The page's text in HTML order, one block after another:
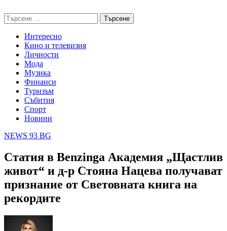
to
content
Търсене
за:
Интересно
Кино и телевизия
Личности
Мода
Музика
Финанси
Туризъм
Събития
Спорт
Новини
NEWS 93 BG
Статия в Benzinga Академия „Щастлив
живот“ и д-р Стояна Нацева получават
признание от Световната книга на
рекордите